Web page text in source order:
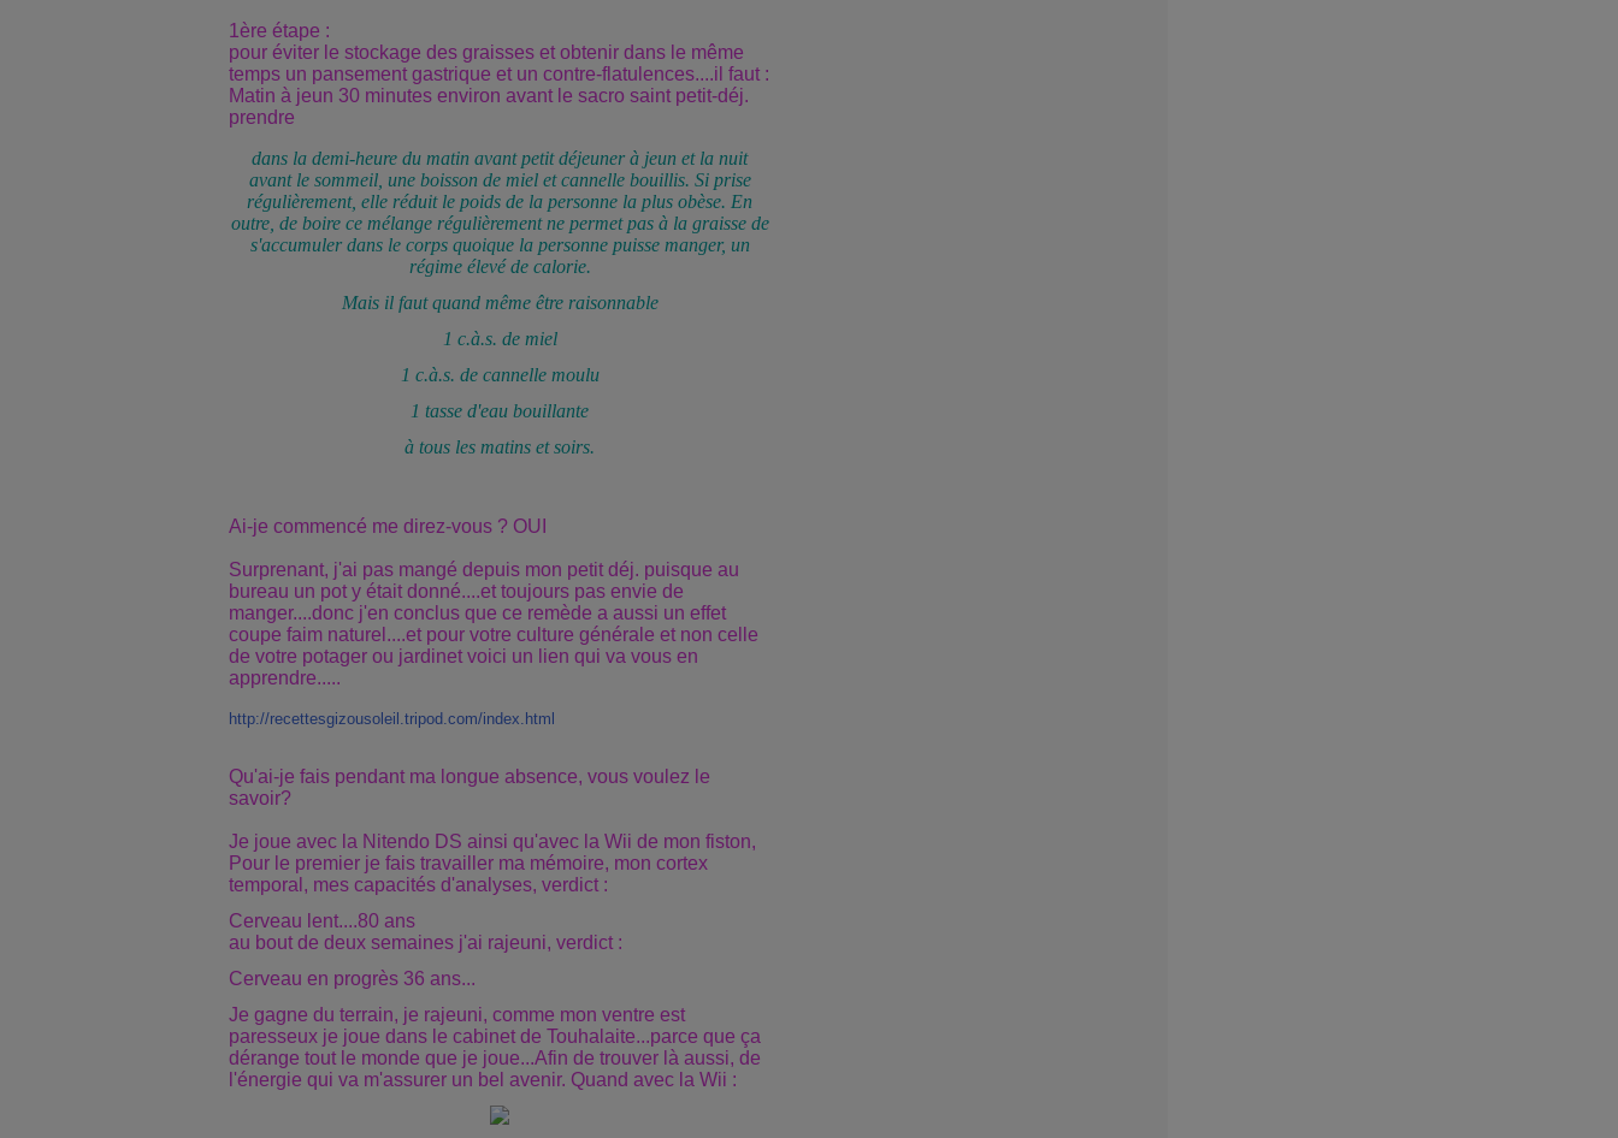
1ère étape :
pour éviter le stockage des graisses et obtenir dans le même
temps un pansement gastrique et un contre-flatulences....il faut :
Matin à jeun 30 minutes environ avant le sacro saint petit-déj.
prendre
dans la demi-heure du matin avant petit déjeuner à jeun et la nuit
avant le sommeil, une boisson de miel et cannelle bouillis. Si prise
régulièrement, elle réduit le poids de la personne la plus obèse. En
outre, de boire ce mélange régulièrement ne permet pas à la graisse de
s'accumuler dans le corps quoique la personne puisse manger, un
régime élevé de calorie.
Mais il faut quand même être raisonnable
1 c.à.s. de miel
1 c.à.s. de cannelle moulu
1 tasse d'eau bouillante
à tous les matins et soirs.
Ai-je commencé me direz-vous ? OUI
Surprenant, j'ai pas mangé depuis mon petit déj. puisque au
bureau un pot y était donné....et toujours pas envie de
manger....donc j'en conclus que ce remède a aussi un effet
coupe faim naturel....et pour votre culture générale et non celle
de votre potager ou jardinet voici un lien qui va vous en
apprendre.....
http://recettesgizousoleil.tripod.com/index.html
Qu'ai-je fais pendant ma longue absence, vous voulez le
savoir?
Je joue avec la Nitendo DS ainsi qu'avec la Wii de mon fiston,
Pour le premier je fais travailler ma mémoire, mon cortex
temporal, mes capacités d'analyses, verdict :
Cerveau lent....80 ans
au bout de deux semaines j'ai rajeuni, verdict :
Cerveau en progrès 36 ans...
Je gagne du terrain, je rajeuni, comme mon ventre est
paresseux je joue dans le cabinet de Touhalaite...parce que ça
dérange tout le monde que je joue...Afin de trouver là aussi, de
l'énergie qui va m'assurer un bel avenir. Quand avec la Wii :